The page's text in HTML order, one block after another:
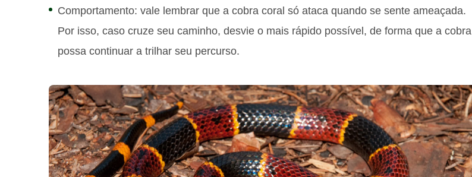
Comportamento: vale lembrar que a cobra coral só ataca quando se sente ameaçada.
Por isso, caso cruze seu caminho, desvie o mais rápido possível, de forma que a cobra
possa continuar a trilhar seu percurso.